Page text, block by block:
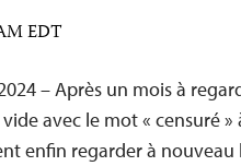
EDT
– Après un mois à
avec le mot « censuré »
enfin regarder à nouveau